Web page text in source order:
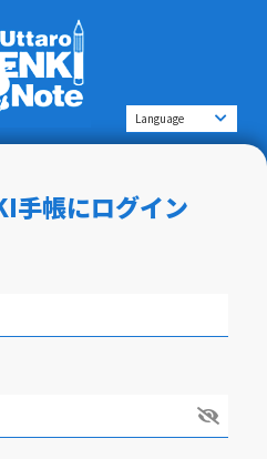
帳にログイン